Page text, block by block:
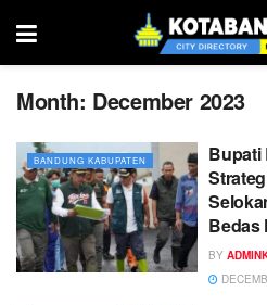
Month: December 2023
BANDUNG KABUPATEN
Bupati
Bedas
BY